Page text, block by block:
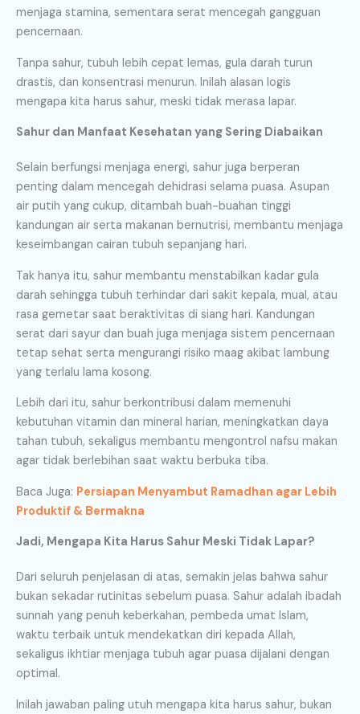
menjaga stamina, sementara serat mencegah gangguan
pencernaan.
Tanpa sahur, tubuh lebih cepat lemas, gula darah turun
drastis, dan konsentrasi menurun. Inilah alasan logis
mengapa kita harus sahur, meski tidak merasa lapar.
Sahur dan Manfaat Kesehatan yang Sering Diabaikan
Selain berfungsi menjaga energi, sahur juga berperan
penting dalam mencegah dehidrasi selama puasa. Asupan
air putih yang cukup, ditambah buah-buahan tinggi
kandungan air serta makanan bernutrisi, membantu menjaga
keseimbangan cairan tubuh sepanjang hari.
Tak hanya itu, sahur membantu menstabilkan kadar gula
darah sehingga tubuh terhindar dari sakit kepala, mual, atau
rasa gemetar saat beraktivitas di siang hari. Kandungan
serat dari sayur dan buah juga menjaga sistem pencernaan
tetap sehat serta mengurangi risiko maag akibat lambung
yang terlalu lama kosong.
Lebih dari itu, sahur berkontribusi dalam memenuhi
kebutuhan vitamin dan mineral harian, meningkatkan daya
tahan tubuh, sekaligus membantu mengontrol nafsu makan
agar tidak berlebihan saat waktu berbuka tiba.
Baca Juga: Persiapan Menyambut Ramadhan agar Lebih
Produktif & Bermakna
Jadi, Mengapa Kita Harus Sahur Meski Tidak Lapar?
Dari seluruh penjelasan di atas, semakin jelas bahwa sahur
bukan sekadar rutinitas sebelum puasa. Sahur adalah ibadah
sunnah yang penuh keberkahan, pembeda umat Islam,
waktu terbaik untuk mendekatkan diri kepada Allah,
sekaligus ikhtiar menjaga tubuh agar puasa dijalani dengan
optimal.
Inilah jawaban paling utuh mengapa kita harus sahur, bukan